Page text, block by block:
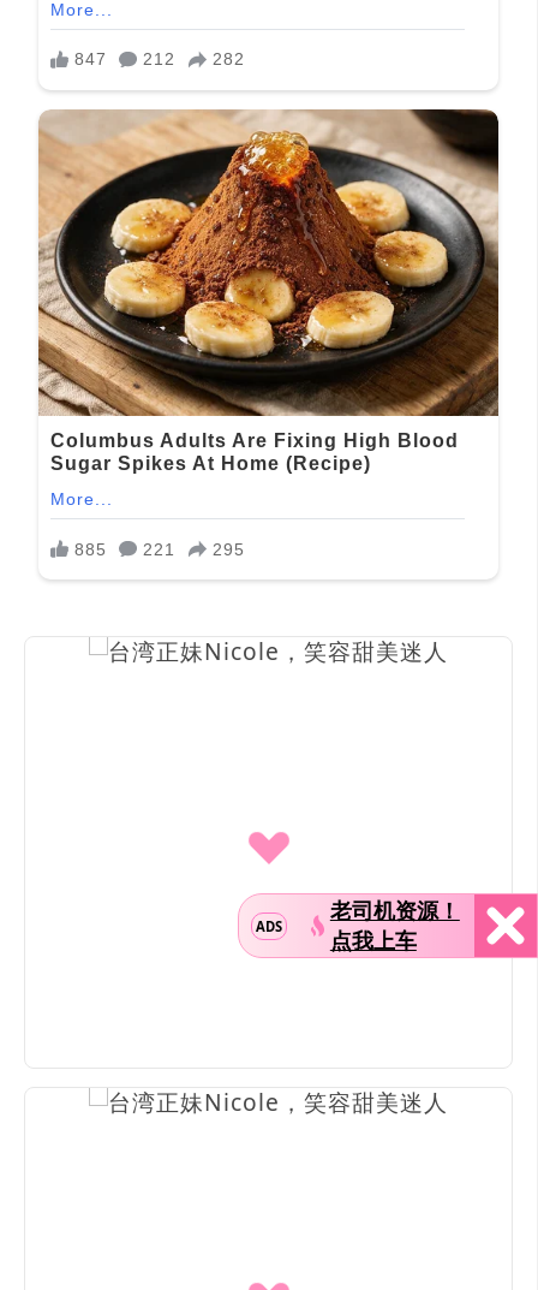
ADS
老司机资源！
点我上车